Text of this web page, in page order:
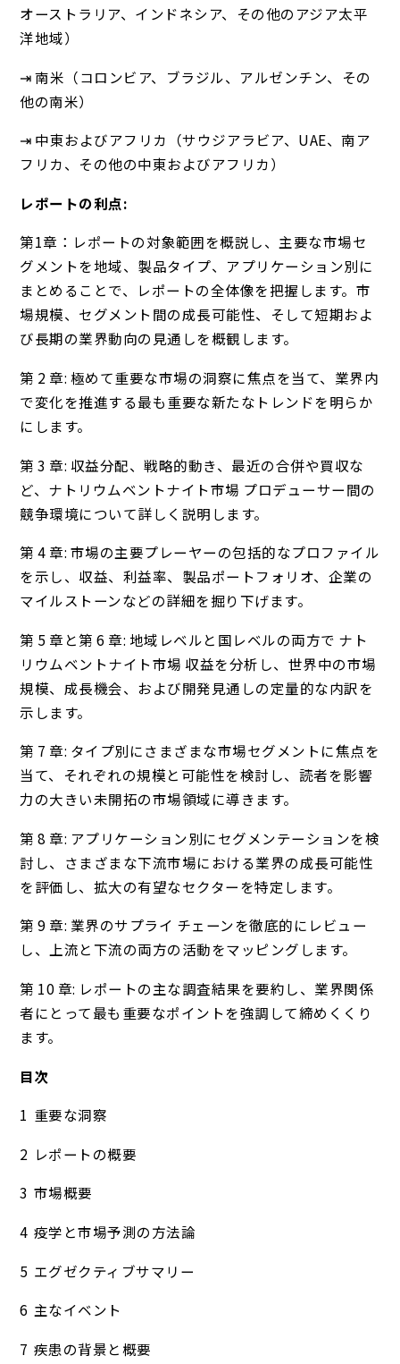
オーストラリア、インドネシア、その他のアジア太平
洋地域）
⇥ 南米（コロンビア、ブラジル、アルゼンチン、その
他の南米）
⇥ 中東およびアフリカ（サウジアラビア、UAE、南ア
フリカ、その他の中東およびアフリカ）
レポートの利点:
第1章：レポートの対象範囲を概説し、主要な市場セ
グメントを地域、製品タイプ、アプリケーション別に
まとめることで、レポートの全体像を把握します。市
場規模、セグメント間の成長可能性、そして短期およ
び長期の業界動向の見通しを概観します。
第 2 章: 極めて重要な市場の洞察に焦点を当て、業界内
で変化を推進する最も重要な新たなトレンドを明らか
にします。
第 3 章: 収益分配、戦略的動き、最近の合併や買収な
ど、ナトリウムベントナイト市場 プロデューサー間の
競争環境について詳しく説明します。
第 4 章: 市場の主要プレーヤーの包括的なプロファイル
を示し、収益、利益率、製品ポートフォリオ、企業の
マイルストーンなどの詳細を掘り下げます。
第 5 章と第 6 章: 地域レベルと国レベルの両方で ナト
リウムベントナイト市場 収益を分析し、世界中の市場
規模、成長機会、および開発見通しの定量的な内訳を
示します。
第 7 章: タイプ別にさまざまな市場セグメントに焦点を
当て、それぞれの規模と可能性を検討し、読者を影響
力の大きい未開拓の市場領域に導きます。
第 8 章: アプリケーション別にセグメンテーションを検
討し、さまざまな下流市場における業界の成長可能性
を評価し、拡大の有望なセクターを特定します。
第 9 章: 業界のサプライ チェーンを徹底的にレビュー
し、上流と下流の両方の活動をマッピングします。
第 10 章: レポートの主な調査結果を要約し、業界関係
者にとって最も重要なポイントを強調して締めくくり
ます。
目次
重要な洞察
レポートの概要
市場概要
疫学と市場予測の方法論
エグゼクティブサマリー
主なイベント
疾患の背景と概要